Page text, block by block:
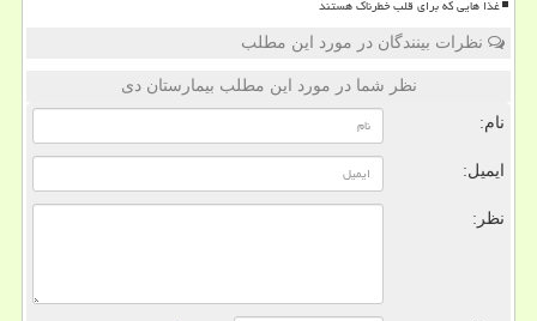
غذا هایی که برای قلب خطرناک هستند
نظرات بینندگان در مورد این مطلب
نظر شما در مورد این مطلب بیمارستان دی
نام:
ایمیل:
نظر: